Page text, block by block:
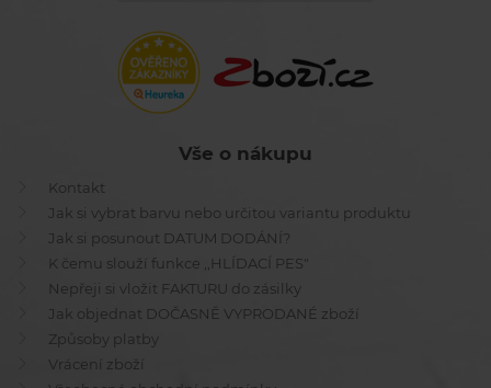
Vše o nákupu
Kontakt
Jak si vybrat barvu nebo určitou variantu produktu
Jak si posunout DATUM DODÁNÍ?
K čemu slouží funkce ,,HLÍDACÍ PES"
Nepřeji si vložit FAKTURU do zásilky
Jak objednat DOČASNĚ VYPRODANÉ zboží
Způsoby platby
Vrácení zboží